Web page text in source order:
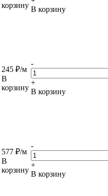
корзину В корзину
245 ₽/м
В
корзину
-
+
В корзину
577 ₽/м
В
корзину
-
+
В корзину